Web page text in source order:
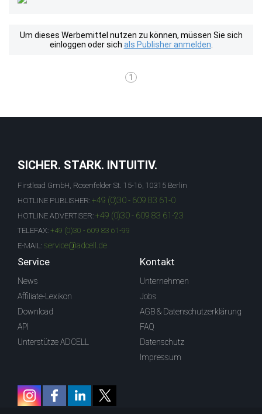
Um dieses Werbemittel nutzen zu können, müssen Sie sich
einloggen oder sich als Publisher anmelden
1
SICHER. STARK. INTUITIV.
Firstlead GmbH, Rosenfelder St. 15-16, 10315 Berlin
HOTLINE PUBLISHER: +49 (0)30 - 609 83 61-0
HOTLINE ADVERTISER: +49 (0)30 - 609 83 61-23
TELEFAX: +49 (0)30 - 609 83 61-99
E-MAIL: service@adcell.de
Service
News
Affiliate-Lexikon
Download
API
Unterstütze ADCELL
Kontakt
Unternehmen
Jobs
AGB & Datenschutzerklärung
FAQ
Datenschutz
Impressum